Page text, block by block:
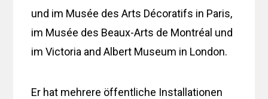
und im Musée des Arts Décoratifs in Paris,
im Musée des Beaux-Arts de Montréal und
im Victoria and Albert Museum in London.
Er hat mehrere öffentliche Installationen